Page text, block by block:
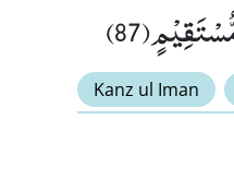
Kanz ul Iman